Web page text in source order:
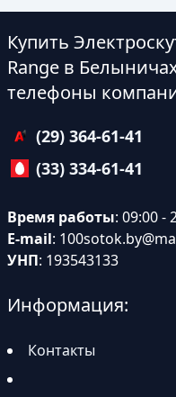
Купить
Range в
телефоны
(29) 364-61-41
(33) 334-61-41
Время работы: 09:00 -
E-mail:
УНП: 193543133
Информация:
Контакты